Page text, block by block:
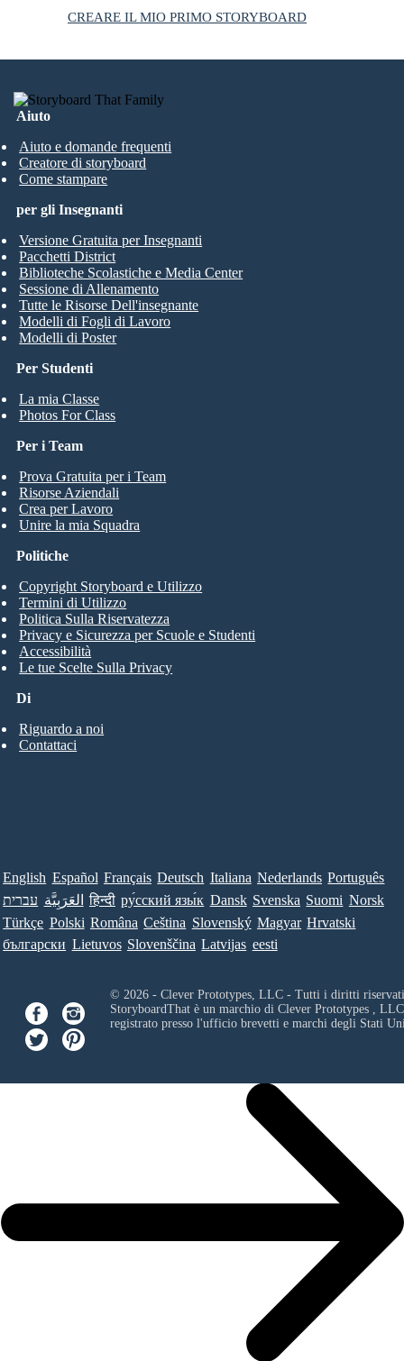
CREARE IL MIO PRIMO STORYBOARD
Aiuto
Aiuto e domande frequenti
Creatore di storyboard
Come stampare
Per Studenti
La mia Classe
Photos For Class
per gli Insegnanti
Versione Gratuita per Insegnanti
Pacchetti District
Biblioteche Scolastiche e Media Center
Sessione di Allenamento
Tutte le Risorse Dell'insegnante
Modelli di Fogli di Lavoro
Modelli di Poster
Per i Team
Prova Gratuita per i Team
Risorse Aziendali
Crea per Lavoro
Unire la mia Squadra
Di
Riguardo a noi
Contattaci
Politiche
Copyright Storyboard e Utilizzo
Termini di Utilizzo
Politica Sulla Riservatezza
Privacy e Sicurezza per Scuole e Studenti
Accessibilità
Le tue Scelte Sulla Privacy
English Español Français Deutsch Italiana Nederlands Português
עברית العَرَبِيَّة हिन्दी ру́сский язы́к Dansk Svenska Suomi Norsk
Türkçe Polski Româna Ceština Slovenský Magyar Hrvatski
български Lietuvos Slovenščina Latvijas eesti
© 2026 - Clever Prototypes, LLC - Tutti i diritti
StoryboardThat è un marchio di Clever Prototypes , LLC
registrato presso l'ufficio brevetti e marchi degli Stati